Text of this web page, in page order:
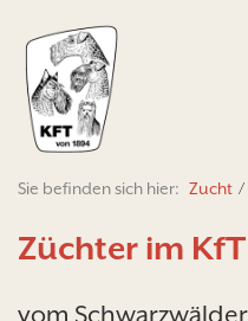
Sie befinden sich hier: Zucht /
Züchter im KfT